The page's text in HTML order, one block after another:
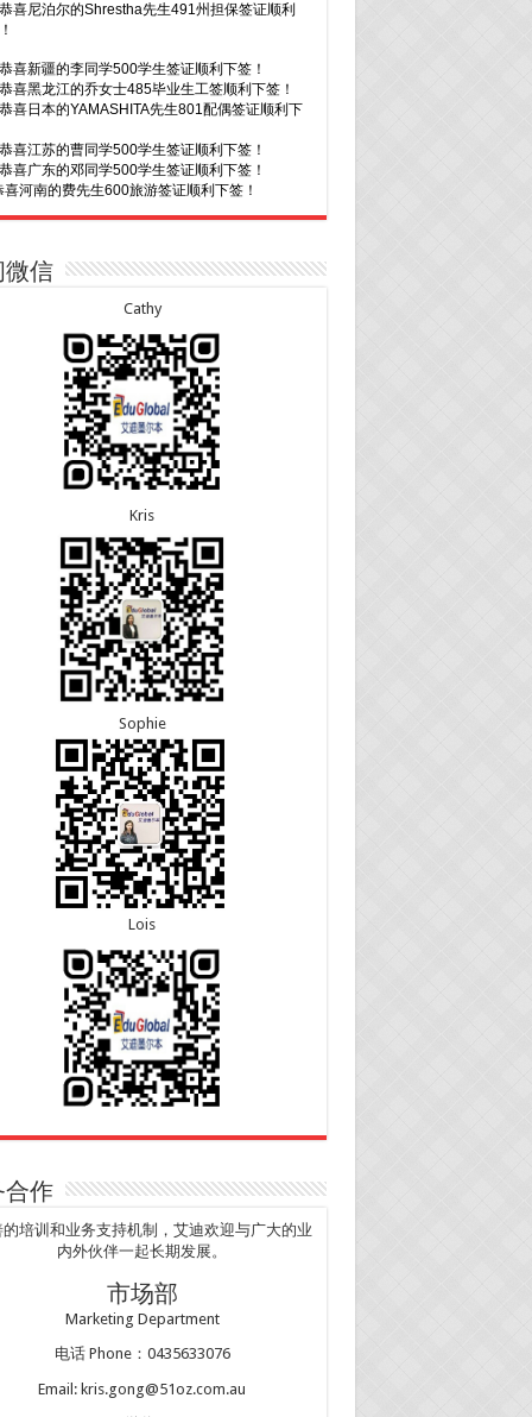
喜日本的Motegi女士485工作签证顺利下签！
喜山东的李先生189技术移民签证顺利下签！
喜辽宁的蔡同学500学生签证顺利下签！
offer!
喜安徽的吴先生190技术移民签证顺利下签！
喜尼泊尔的Shrestha先生491州担保签证顺利
喜日本的YAMASHITA先生801配偶签证顺利下
喜广东的邓同学500学生签证顺利下签！
喜河南的费先生600旅游签证顺利下签！
喜广东的喻同学500学生签证顺利下签！
返！
喜北京的王先生和孩子600旅游签证顺利下签，
次往返！
offer!
喜辽宁的穆先生600旅游签证顺利下签，一年多
！
喜马来西亚的YAP先生夫妇482签证顺利下
喜新疆的赵女士155居住返回签证顺利下签！
喜江苏的万女士夫妇870签证顺利下签！
喜河北的张同学500学生签证顺利下签！
喜山东的胡女士600旅游签证顺利下签，三年
微信
Cathy
Kris
Sophie
Lois
合作
培训和业务支持机制，艾迪欢迎与广大的业
内外伙伴一起长期发展。
市场部
Marketing Department
电话 Phone：0435633076
Email: kris.gong@51oz.com.au